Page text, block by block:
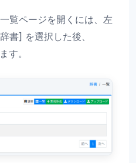
覧ページを開くには、左
書] を選択した後、
す。